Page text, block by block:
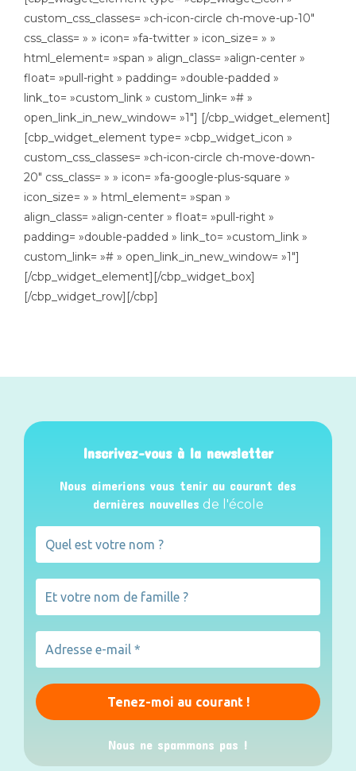
custom_css_classes= »ch-icon-circle ch-move-up-10″
css_class= » » icon= »fa-twitter » icon_size= » »
html_element= »span » align_class= »align-center »
float= »pull-right » padding= »double-padded »
link_to= »custom_link » custom_link= »# »
open_link_in_new_window= »1″] [/cbp_widget_element]
[cbp_widget_element type= »cbp_widget_icon »
custom_css_classes= »ch-icon-circle ch-move-down-
20″ css_class= » » icon= »fa-google-plus-square »
icon_size= » » html_element= »span »
align_class= »align-center » float= »pull-right »
padding= »double-padded » link_to= »custom_link »
custom_link= »# » open_link_in_new_window= »1″]
[/cbp_widget_element][/cbp_widget_box]
[/cbp_widget_row][/cbp]
Inscrivez-vous à la newsletter
Nous aimerions vous tenir au courant des
dernières nouvelles de l'école
Nous ne spammons pas !